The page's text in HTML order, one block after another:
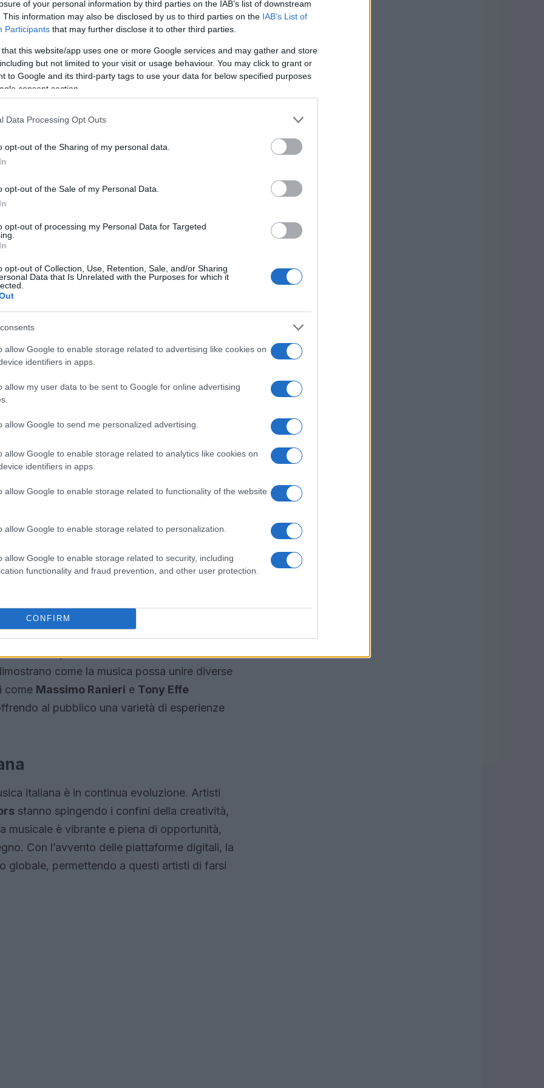
of your personal information by third parties on the IAB’s list of downstream
This information may also be disclosed by us to third parties on the IAB’s List of
Participants that may further disclose it to other third parties.
that this website/app uses one or more Google services and may gather and store
but not limited to your visit or usage behaviour. You may click to grant or
to Google and its third-party tags to use your data for below specified purposes
consent section.
Data Processing Opt Outs
opt-out of the Sharing of my personal data.
opt-out of the Sale of my Personal Data.
opt-out of processing my Personal Data for Targeted
opt-out of Collection, Use, Retention, Sale, and/or Sharing
Data that Is Unrelated with the Purposes for which it
allow Google to enable storage related to advertising like cookies on
identifiers in apps.
allow my user data to be sent to Google for online advertising
allow Google to send me personalized advertising.
allow Google to enable storage related to analytics like cookies on
identifiers in apps.
allow Google to enable storage related to functionality of the website
allow Google to enable storage related to personalization.
allow Google to enable storage related to security, including
functionality and fraud prevention, and other user protection.
CONFIRM
contemporanea
e stili che riflettono la ricchezza culturale
a un’esplosione di talenti emergenti che
Artisti come
le loro melodie innovative e testi profondi.
sono le loro influenze?
della musica italiana
Noemie Irama si distinguono per il
nel panorama musicale. Altri artisti come
che affonda le radici nel passato.
sorprendenti
della musica italiana, come
le loro performance. Le collaborazioni tra
come la musica possa unire diverse
come Massimo Ranieri e Tony Effe
al pubblico una varietà di esperienze
italiana è in continua evoluzione. Artisti
stanno spingendo i confini della creatività,
musicale è vibrante e piena di opportunità,
Con l’avvento delle piattaforme digitali, la
globale, permettendo a questi artisti di farsi